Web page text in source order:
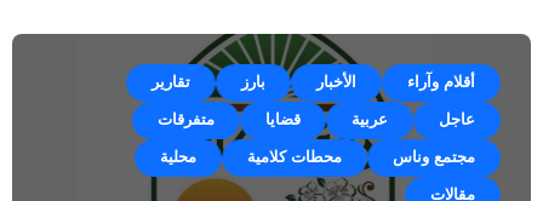
أقلام وآراء الأخبار بارز تقارير
عاجل عربية قضايا متفرقات
مجتمع وناس محطات كلامية محلية
مقالات